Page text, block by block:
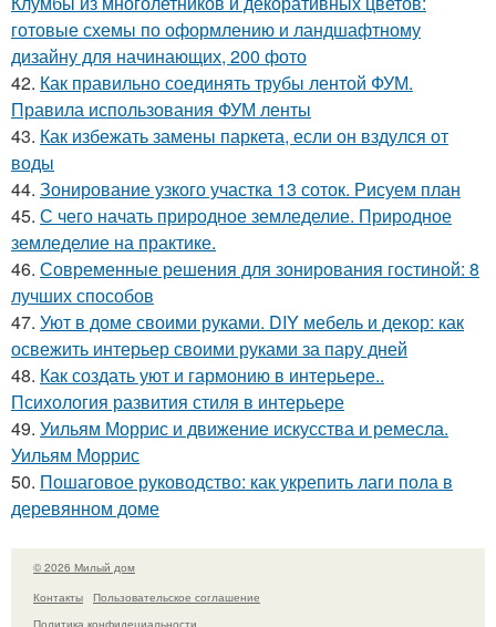
готовые схемы по оформлению и ландшафтному
дизайну для начинающих, 200 фото
42. Как правильно соединять трубы лентой ФУМ.
Правила использования ФУМ ленты
43. Как избежать замены паркета, если он вздулся от
воды
44. Зонирование узкого участка 13 соток. Рисуем план
45. С чего начать природное земледелие. Природное
земледелие на практике.
46. Современные решения для зонирования гостиной: 8
лучших способов
47. Уют в доме своими руками. DIY мебель и декор: как
освежить интерьер своими руками за пару дней
48. Как создать уют и гармонию в интерьере..
Психология развития стиля в интерьере
49. Уильям Моррис и движение искусства и ремесла.
Уильям Моррис
50. Пошаговое руководство: как укрепить лаги пола в
деревянном доме
© 2026 Милый дом
Контакты
Пользовательское соглашение
Политика конфидециальности